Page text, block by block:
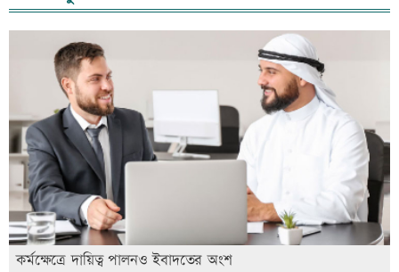
কর্মক্ষেত্রে দায়িত্ব পালনও ইবাদতের অংশ